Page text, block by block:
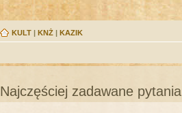
KULT | KNŻ | KAZIK
Najczęściej zadawane pytania